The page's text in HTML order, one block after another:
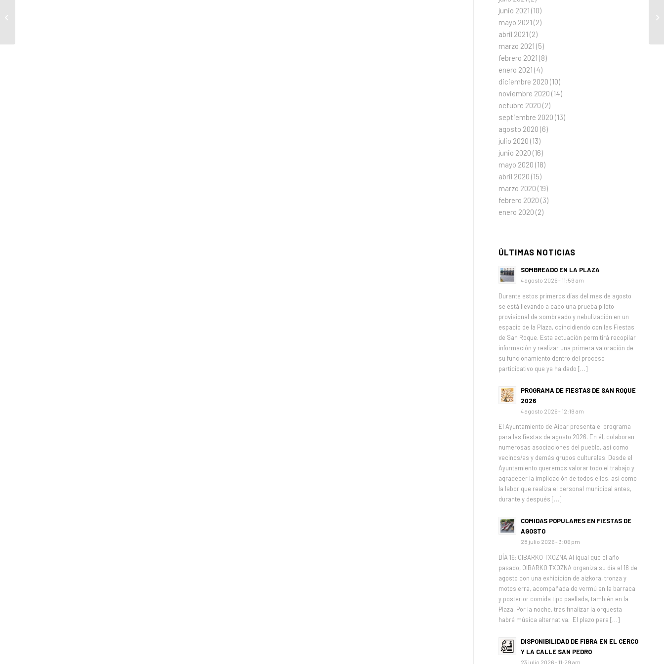
junio 2021 (10)
mayo 2021 (2)
abril 2021 (2)
marzo 2021 (5)
febrero 2021 (8)
enero 2021 (4)
diciembre 2020 (10)
noviembre 2020 (14)
octubre 2020 (2)
septiembre 2020 (13)
agosto 2020 (6)
julio 2020 (13)
junio 2020 (16)
mayo 2020 (18)
abril 2020 (15)
marzo 2020 (19)
febrero 2020 (3)
enero 2020 (2)
ÚLTIMAS NOTICIAS
SOMBREADO EN LA PLAZA
4 agosto 2026 - 11:59 am
Durante estos primeros días del mes de agosto
se está llevando a cabo una prueba piloto
provisional de sombreado y nebulización en un
espacio de la Plaza, coincidiendo con las Fiestas
de San Roque. Esta actuación permitirá recopilar
información y realizar una primera valoración de
su funcionamiento dentro del proceso
participativo que ya ha dado […]
PROGRAMA DE FIESTAS DE SAN ROQUE
2026
4 agosto 2026 - 12:19 am
El Ayuntamiento de Aibar presenta el programa
para las fiestas de agosto 2026. En él, colaboran
numerosas asociaciones del pueblo, así como
vecinos/as y demás grupos culturales. Desde el
Ayuntamiento queremos valorar todo el trabajo y
agradecer la implicación de todos ellos, así como
la labor que realiza el personal municipal antes,
durante y después […]
COMIDAS POPULARES EN FIESTAS DE
AGOSTO
28 julio 2026 - 3:06 pm
DÍA 16: OIBARKO TXOZNA Al igual que el año
pasado, OIBARKO TXOZNA organiza su día el 16 de
agosto con una exhibición de aizkora, tronza y
motosierra, acompañada de vermú en la barraca
y posterior comida tipo paellada, también en la
Plaza. Por la noche, tras finalizar la orquesta
habrá música alternativa. El plazo para […]
DISPONIBILIDAD DE FIBRA EN EL CERCO
Y LA CALLE SAN PEDRO
23 julio 2026 - 11:29 am